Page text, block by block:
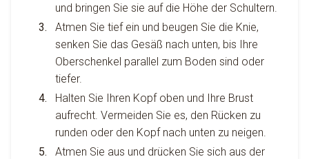
und bringen Sie sie auf die Höhe der Schultern.
Atmen Sie tief ein und beugen Sie die Knie,
senken Sie das Gesäß nach unten, bis Ihre
Oberschenkel parallel zum Boden sind oder
tiefer.
Halten Sie Ihren Kopf oben und Ihre Brust
aufrecht. Vermeiden Sie es, den Rücken zu
runden oder den Kopf nach unten zu neigen.
Atmen Sie aus und drücken Sie sich aus der